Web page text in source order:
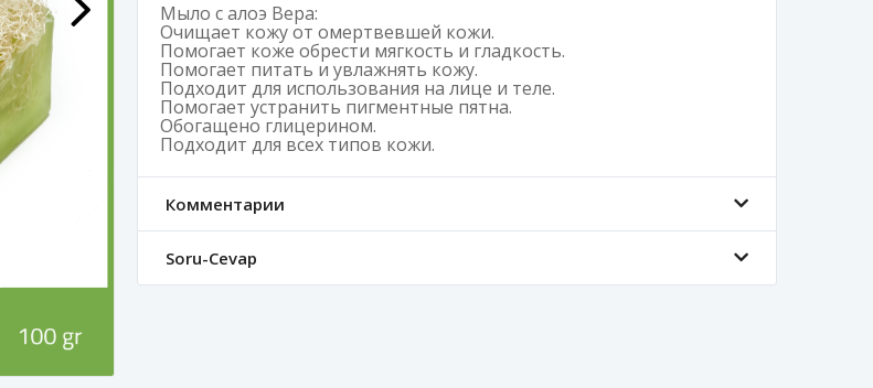
Мыло с алоэ Вера:
Очищает кожу от омертвевшей кожи.
Помогает коже обрести мягкость и гладкость.
Помогает питать и увлажнять кожу.
Подходит для использования на лице и теле.
Помогает устранить пигментные пятна.
Обогащено глицерином.
Подходит для всех типов кожи.
Комментарии
Soru-Cevap